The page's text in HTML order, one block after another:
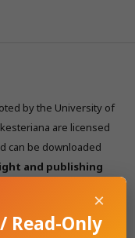
by the University of
are licensed
can be downloaded
and publishing
by the author(s) in
×
Read-Only